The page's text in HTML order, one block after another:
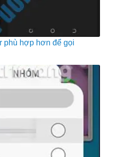
phù hợp hơn để gọi